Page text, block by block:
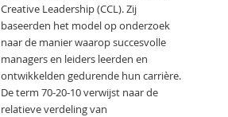
Creative Leadership (CCL). Zij
baseerden het model op onderzoek
naar de manier waarop succesvolle
managers en leiders leerden en
ontwikkelden gedurende hun carrière.
De term 70-20-10 verwijst naar de
relatieve verdeling van